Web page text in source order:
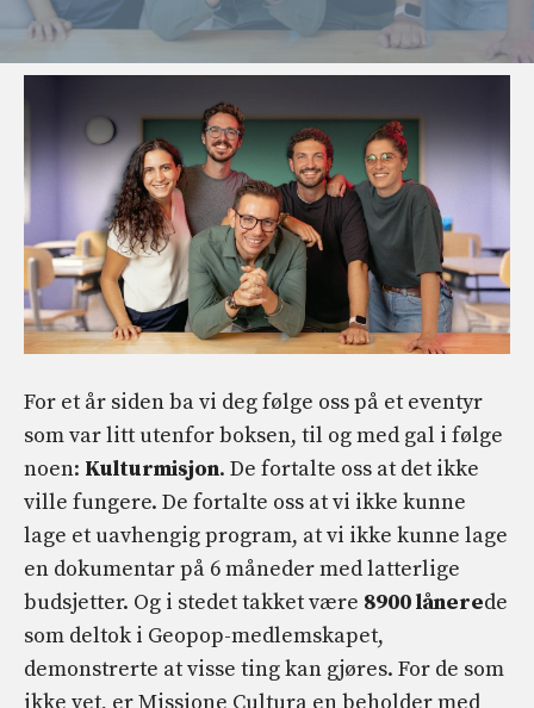
For et år siden ba vi deg følge oss på et eventyr
som var litt utenfor boksen, til og med gal i følge
noen: Kulturmisjon. De fortalte oss at det ikke
ville fungere. De fortalte oss at vi ikke kunne
lage et uavhengig program, at vi ikke kunne lage
en dokumentar på 6 måneder med latterlige
budsjetter. Og i stedet takket være 8900 lånerede
som deltok i Geopop-medlemskapet,
demonstrerte at visse ting kan gjøres. For de som
ikke vet, er Missione Cultura en beholder med